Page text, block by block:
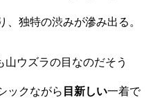
独特の渋みが滲み出る。
山ウズラの目なのだそう
ックながら 目新しい一着で